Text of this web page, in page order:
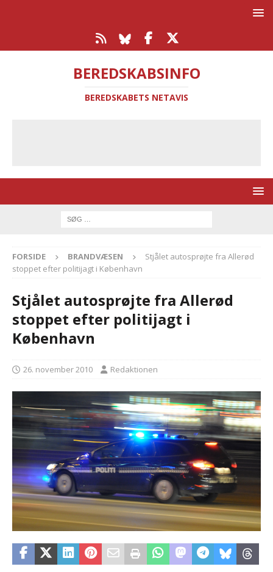
BEREDSKABSINFO
BEREDSKABETS NETAVIS
FORSIDE BRANDVÆSEN
Stjålet autosprøjte fra Allerød
stoppet efter politijagt i København
Stjålet autosprøjte fra Allerød
stoppet efter politijagt i
København
26. november 2010 Redaktionen